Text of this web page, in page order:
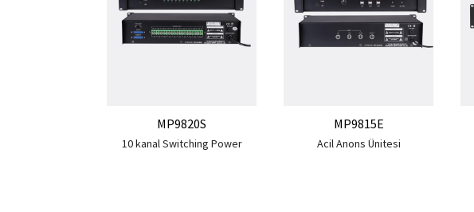
MP9820S
10 kanal Switching Power
MP9815E
Acil Anons Ünitesi